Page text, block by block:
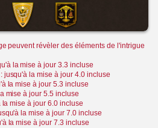
peuvent révèler des éléments de l'intrigue
la mise à jour 3.3 incluse
jusqu'à la mise à jour 4.0 incluse
la mise à jour 5.3 incluse
mise à jour 5.5 incluse
mise à jour 6.0 incluse
la mise à jour 7.0 incluse
la mise à jour 7.3 incluse